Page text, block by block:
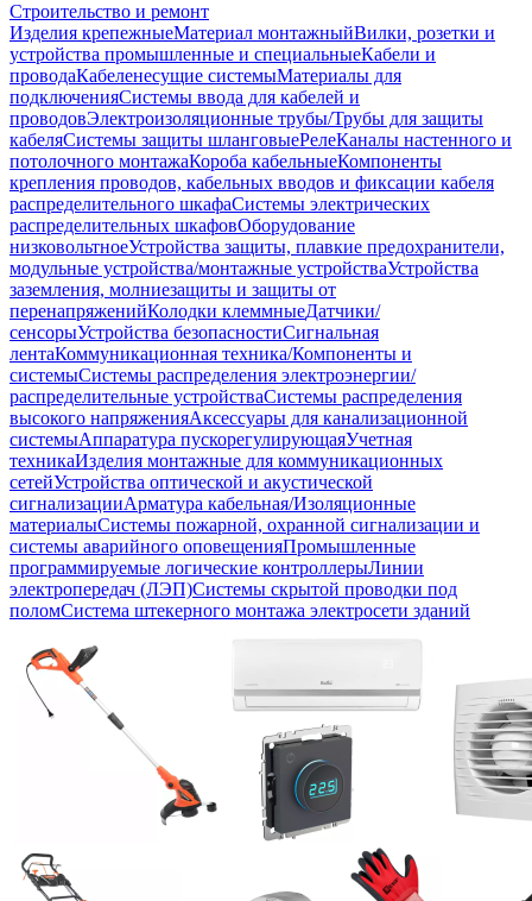
Строительство и ремонт
Изделия крепежныеМатериал монтажныйВилки, розетки и
устройства промышленные и специальныеКабели и
проводаКабеленесущие системыМатериалы для
подключенияСистемы ввода для кабелей и
проводовЭлектроизоляционные трубы/Трубы для защиты
кабеляСистемы защиты шланговыеРелеКаналы настенного и
потолочного монтажаКороба кабельныеКомпоненты
крепления проводов, кабельных вводов и фиксации кабеля
распределительного шкафаСистемы электрических
распределительных шкафовОборудование
низковольтноеУстройства защиты, плавкие предохранители,
модульные устройства/монтажные устройстваУстройства
заземления, молниезащиты и защиты от
перенапряженийКолодки клеммныеДатчики/
сенсорыУстройства безопасностиСигнальная
лентаКоммуникационная техника/Компоненты и
системыСистемы распределения электроэнергии/
распределительные устройстваСистемы распределения
высокого напряженияАксессуары для канализационной
системыАппаратура пускорегулирующаяУчетная
техникаИзделия монтажные для коммуникационных
сетейУстройства оптической и акустической
сигнализацииАрматура кабельная/Изоляционные
материалыСистемы пожарной, охранной сигнализации и
системы аварийного оповещенияПромышленные
программируемые логические контроллерыЛинии
электропередач (ЛЭП)Системы скрытой проводки под
поломСистема штекерного монтажа электросети зданий